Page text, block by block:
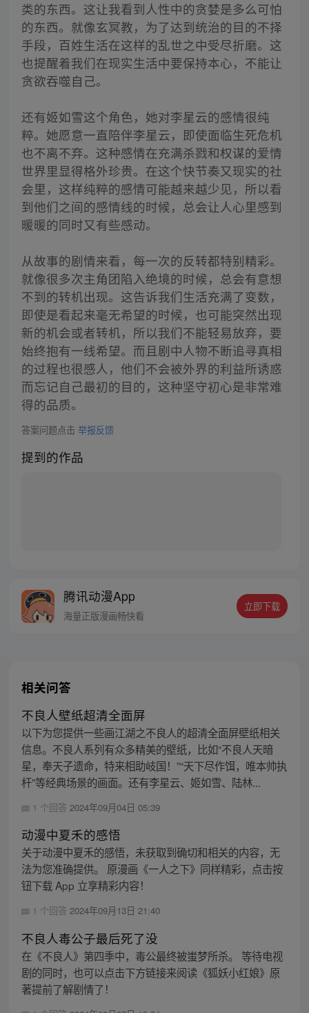
类的东西。这让我看到人性中的贪婪是多么可怕
的东西。就像玄冥教，为了达到统治的目的不择
手段，百姓生活在这样的乱世之中受尽折磨。这
也提醒着我们在现实生活中要保持本心，不能让
贪欲吞噬自己。
还有姬如雪这个角色，她对李星云的感情很纯
粹。她愿意一直陪伴李星云，即使面临生死危机
也不离不弃。这种感情在充满杀戮和权谋的爱情
世界里显得格外珍贵。在这个快节奏又现实的社
会里，这样纯粹的感情可能越来越少见，所以看
到他们之间的感情线的时候，总会让人心里感到
暖暖的同时又有些感动。
从故事的剧情来看，每一次的反转都特别精彩。
就像很多次主角团陷入绝境的时候，总会有意想
不到的转机出现。这告诉我们生活充满了变数，
即使是看起来毫无希望的时候，也可能突然出现
新的机会或者转机，所以我们不能轻易放弃，要
始终抱有一线希望。而且剧中人物不断追寻真相
的过程也很感人，他们不会被外界的利益所诱惑
而忘记自己最初的目的，这种坚守初心是非常难
得的品质。
答案问题点击 举报反馈
提到的作品
腾讯动漫App
海量正版漫画畅快看
立即下载
相关问答
不良人壁纸超清全面屏
以下为您提供一些画江湖之不良人的超清全面屏壁纸相关
信息。不良人系列有众多精美的壁纸，比如“不良人天暗
星，奉天子遗命，特来相助岐国！”“天下尽作饵，唯本帅执
杆”等经典场景的画面。还有李星云、姬如雪、陆林...
1 个回答 2024年09月04日 05:39
动漫中夏禾的感悟
关于动漫中夏禾的感悟，未获取到确切和相关的内容，无
法为您准确提供。 原漫画《一人之下》同样精彩，点击按
钮下载 App 立享精彩内容！
1 个回答 2024年09月13日 21:40
不良人毒公子最后死了没
在《不良人》第四季中，毒公最终被蚩梦所杀。 等待电视
剧的同时，也可以点击下方链接来阅读《狐妖小红娘》原
著提前了解剧情了！